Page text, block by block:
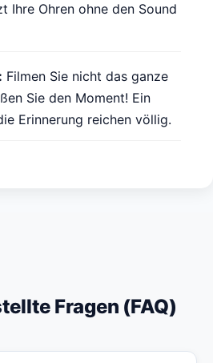
Ihre Ohren ohne den Sound
Filmen Sie nicht das ganze
Sie den Moment! Ein
Erinnerung reichen völlig.
Fragen (FAQ)